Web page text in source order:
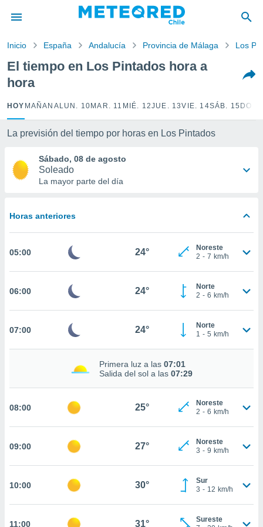
por
para
la
calidad.
a este
las
y
forma
basada
permite
coste.
botón
a la
ya sean
nos
en
perfil
y
CONTINUAR
Inicio España Andalucía Provincia de Málaga Los
El tiempo en Los Pintados hora a
hora
HOY MAÑANA LUN. 10 MAR. 11 MIÉ. 12JUE. 13VIE. 14SÁB. 15
La previsión del tiempo por horas en Los Pintados
Sábado, 08 de agosto
Soleado
La mayor parte del día
Horas anteriores
05:00 24°
Noreste
2 - 7 km/h
06:00 24°
Norte
2 - 6 km/h
07:00 24°
Norte
1 - 5 km/h
Primera luz a las 07:01
Salida del sol a las 07:29
08:00 25°
Noreste
2 - 6 km/h
09:00 27°
Noreste
3 - 9 km/h
10:00 30°
Sur
3 - 12 km/h
11:00 31°
Sureste